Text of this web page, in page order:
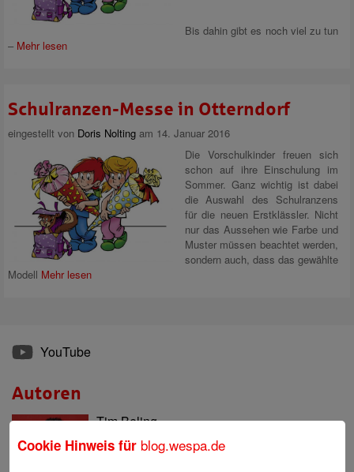
Bis dahin gibt es noch viel zu tun
– Mehr lesen
Schulranzen-Messe in Otterndorf
eingestellt von Doris Nolting am 14. Januar 2016
Die Vorschulkinder freuen sich
schon auf ihre Einschulung im
Sommer. Ganz wichtig ist dabei
die Auswahl des Schulranzens
für die neuen Erstklässler. Nicht
nur das Aussehen wie Farbe und
Muster müssen beachtet werden,
sondern auch, dass das gewählte
Modell Mehr lesen
YouTube
Autoren
Tim Beling
Cookie Hinweis für blog.wespa.de